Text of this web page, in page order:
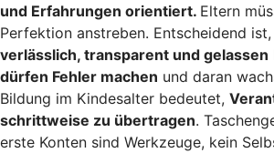
und Erfahrungen orientiert. Eltern
Perfektion anstreben. Entscheidend
verlässlich, transparent und gelassen
dürfen Fehler machen und daran
Bildung im Kindesalter bedeutet,
schrittweise zu übertragen.
erste Konten sind Werkzeuge, kein